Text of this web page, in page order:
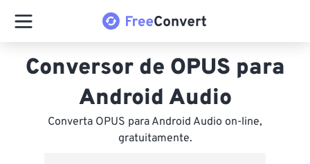
Conversor de OPUS para
Android Audio
Converta OPUS para Android Audio on-line,
gratuitamente.